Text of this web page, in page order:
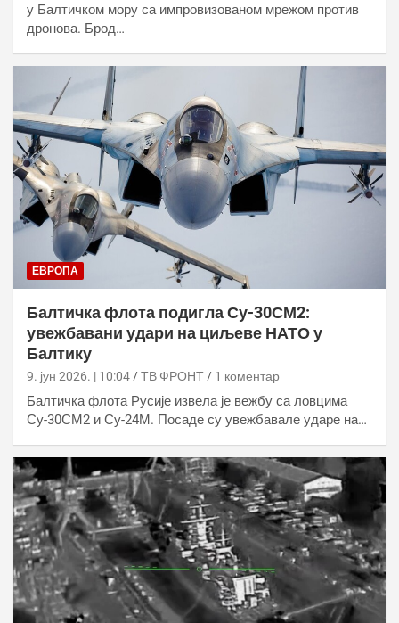
у Балтичком мору са импровизованом мрежом против
дронова. Брод…
ЕВРОПА
Балтичка флота подигла Су-30СМ2:
увежбавани удари на циљеве НАТО у
Балтику
9. јун 2026. | 10:04 ТВ ФРОНТ 1 коментар
Балтичка флота Русије извела је вежбу са ловцима
Су-30СМ2 и Су-24М. Посаде су увежбавале ударе на…